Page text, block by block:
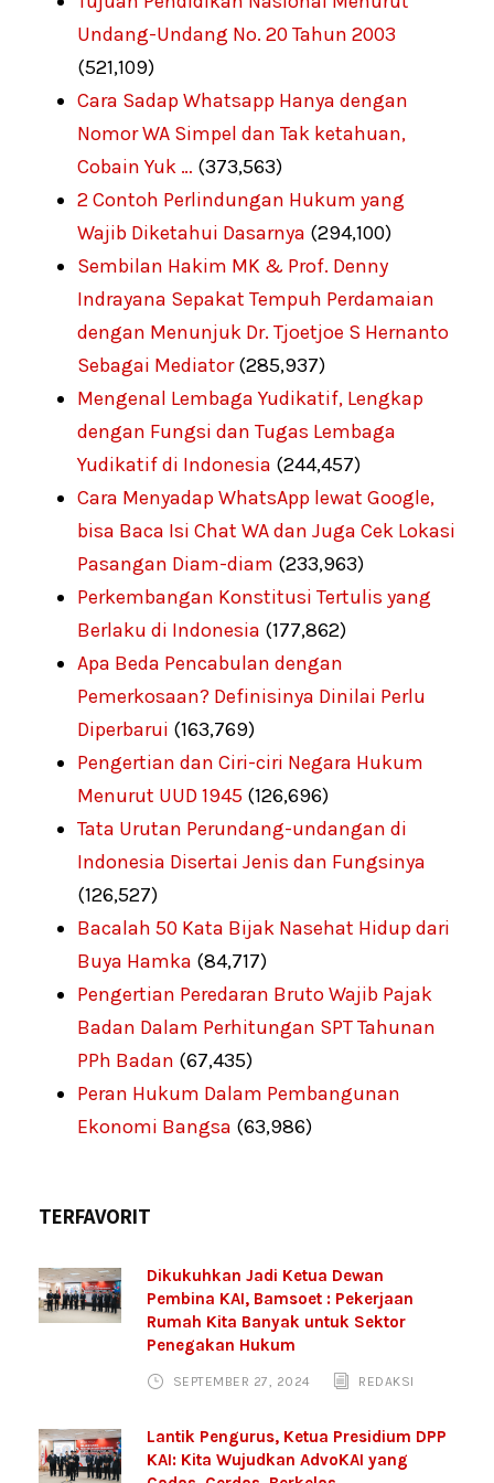
Undang-Undang No. 20 Tahun 2003
(521,109)
Cara Sadap Whatsapp Hanya dengan
Nomor WA Simpel dan Tak ketahuan,
Cobain Yuk … (373,563)
2 Contoh Perlindungan Hukum yang
Wajib Diketahui Dasarnya (294,100)
Sembilan Hakim MK & Prof. Denny
Indrayana Sepakat Tempuh Perdamaian
dengan Menunjuk Dr. Tjoetjoe S Hernanto
Sebagai Mediator (285,937)
Mengenal Lembaga Yudikatif, Lengkap
dengan Fungsi dan Tugas Lembaga
Yudikatif di Indonesia (244,457)
Cara Menyadap WhatsApp lewat Google,
bisa Baca Isi Chat WA dan Juga Cek Lokasi
Pasangan Diam-diam (233,963)
Perkembangan Konstitusi Tertulis yang
Berlaku di Indonesia (177,862)
Apa Beda Pencabulan dengan
Pemerkosaan? Definisinya Dinilai Perlu
Diperbarui (163,769)
Pengertian dan Ciri-ciri Negara Hukum
Menurut UUD 1945 (126,696)
Tata Urutan Perundang-undangan di
Indonesia Disertai Jenis dan Fungsinya
(126,527)
Bacalah 50 Kata Bijak Nasehat Hidup dari
Buya Hamka (84,717)
Pengertian Peredaran Bruto Wajib Pajak
Badan Dalam Perhitungan SPT Tahunan
PPh Badan (67,435)
Peran Hukum Dalam Pembangunan
Ekonomi Bangsa (63,986)
TERFAVORIT
Dikukuhkan Jadi Ketua Dewan
Pembina KAI, Bamsoet : Pekerjaan
Rumah Kita Banyak untuk Sektor
Penegakan Hukum
SEPTEMBER 27, 2024 REDAKSI
Lantik Pengurus, Ketua Presidium DPP
KAI: Kita Wujudkan AdvoKAI yang